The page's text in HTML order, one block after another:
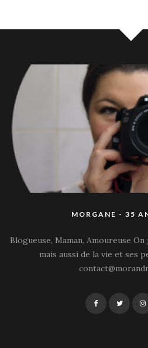
MORGANE - 35
Blogueuse, Maman, Amoureuse
mais aussi de la vie et ses